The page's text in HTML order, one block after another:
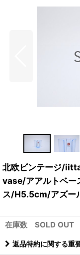
北欧ビンテージ/
vase/アアルトベ
ス/H5.5cm/アズー
在庫数 SOLD OUT
返品特約に関する重